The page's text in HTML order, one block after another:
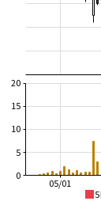
05/01
0
5
10
15
20